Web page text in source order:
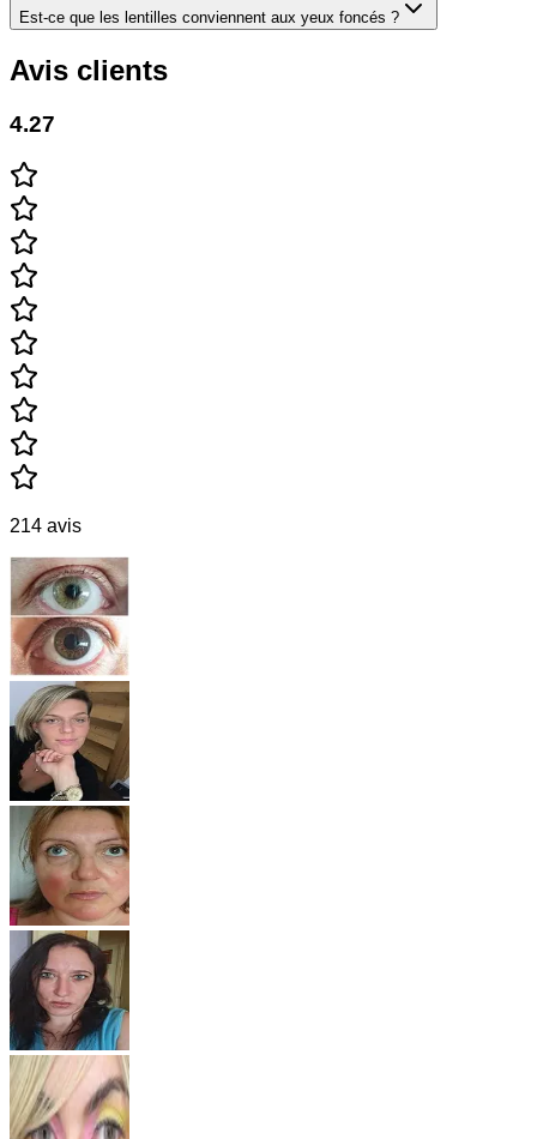
Est-ce que les lentilles conviennent aux yeux foncés ?
Avis clients
4.27
214 avis